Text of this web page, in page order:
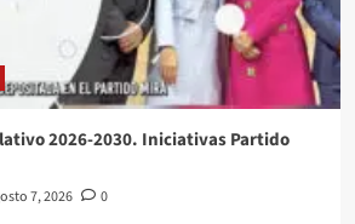
2026-2030. Iniciativas Partido
7, 2026 0